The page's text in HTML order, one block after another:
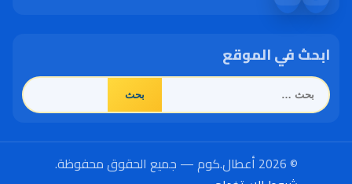
ابحث في الموقع
البحث
عن:
© 2026 أعطال.كوم — جميع الحقوق محفوظة.